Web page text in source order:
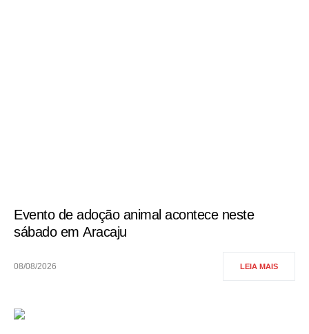
Evento de adoção animal acontece neste
sábado em Aracaju
08/08/2026 LEIA MAIS